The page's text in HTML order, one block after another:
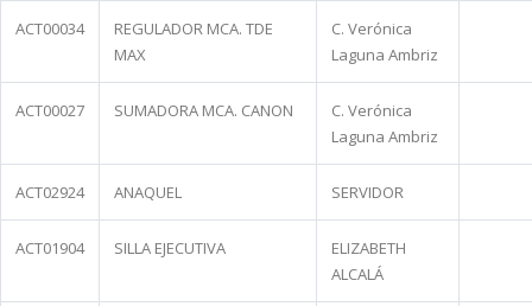
ACT00034
REGULADOR MCA. TDE
MAX
C. Verónica
Laguna Ambriz
ACT00027 SUMADORA MCA. CANON
C. Verónica
Laguna Ambriz
ACT02924 ANAQUEL SERVIDOR
ACT01904 SILLA EJECUTIVA
ELIZABETH
ALCALÁ